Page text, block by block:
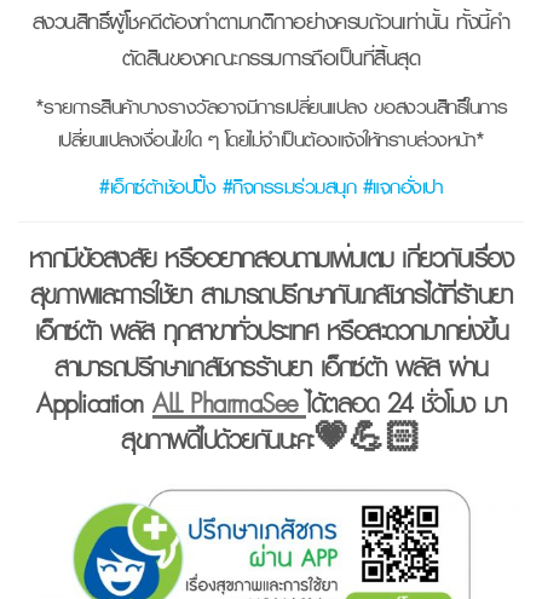
สงวนสิทธิ์ผู้โชคดีต้องทำตามกติกาอย่างครบถ้วนเท่านั้น ทั้งนี้คำ
ตัดสินของคณะกรรมการถือเป็นที่สิ้นสุด
*รายการสินค้าบางรางวัลอาจมีการเปลี่ยนแปลง ขอสงวนสิทธิ์ในการ
เปลี่ยนแปลงเงื่อนไขใด ๆ โดยไม่จำเป็นต้องแจ้งให้ทราบล่วงหน้า*
#เอ็กซ์ต้าช้อปปิ้ง #กิจกรรมร่วมสนุก #แจกอั่งเปา
หากมีข้อสงสัย หรืออยากสอบถามเพิ่มเติม เกี่ยวกับเรื่อง
สุขภาพและการใช้ยาสามารถปรึกษากับเภสัชกรได้ที่ร้านยา
เอ็กซ์ต้า พลัส ทุกสาขาทั่วประเทศ หรือสะดวกมากยิ่งขึ้น
สามารถปรึกษาเภสัชกรร้านยา เอ็กซ์ต้า พลัสผ่าน
ApplicationALL PharmaSeeได้ตลอด 24 ชั่วโมงมา
สุขภาพดีไปด้วยกันนะคะ💗💪🏻